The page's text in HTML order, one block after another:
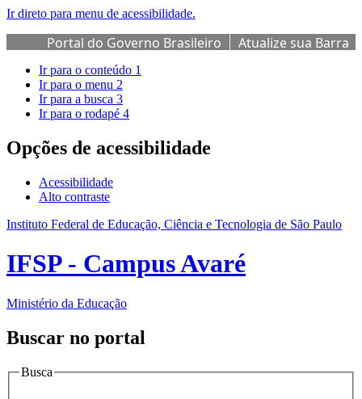
Ir direto para menu de acessibilidade.
Portal do Governo Brasileiro
Atualize sua Barra
de Governo
Ir para o conteúdo 1
Ir para o menu 2
Ir para a busca 3
Ir para o rodapé 4
Opções de acessibilidade
Acessibilidade
Alto contraste
Instituto Federal de Educação, Ciência e Tecnologia de São Paulo
IFSP - Campus Avaré
Ministério da Educação
Buscar no portal
Busca